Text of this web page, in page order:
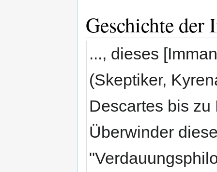
Geschichte der
..., dieses
(Skeptiker,
Descartes bis
Überwinder